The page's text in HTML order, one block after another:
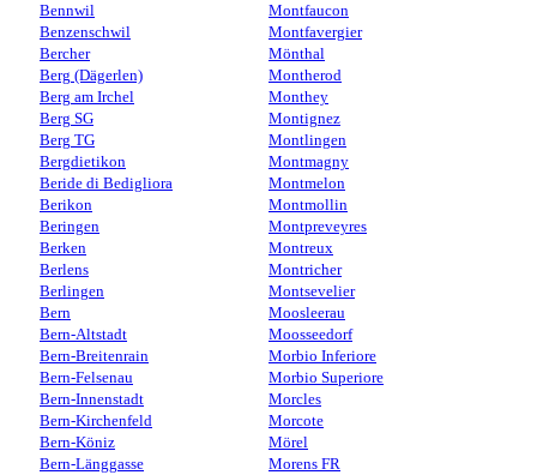
Bennwil
Benzenschwil
Bercher
Berg (Dägerlen)
Berg am Irchel
Berg SG
Berg TG
Bergdietikon
Beride di Bedigliora
Berikon
Beringen
Berken
Berlens
Berlingen
Bern
Bern-Altstadt
Bern-Breitenrain
Bern-Felsenau
Bern-Innenstadt
Bern-Kirchenfeld
Bern-Köniz
Bern-Länggasse
Montfaucon
Montfavergier
Mönthal
Montherod
Monthey
Montignez
Montlingen
Montmagny
Montmelon
Montmollin
Montpreveyres
Montreux
Montricher
Montsevelier
Moosleerau
Moosseedorf
Morbio Inferiore
Morbio Superiore
Morcles
Morcote
Mörel
Morens FR